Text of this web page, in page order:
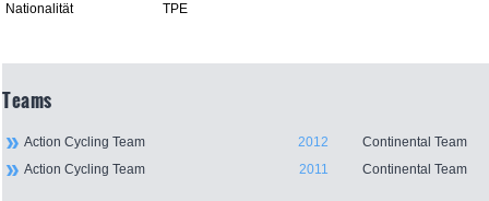
Nationalität
TPE
Teams
Action Cycling Team 2012
Continental Team
Action Cycling Team
2011 Continental Team